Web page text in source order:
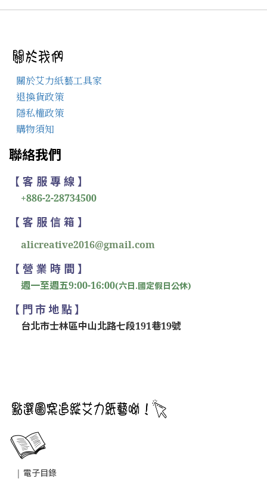
關於艾力紙藝工具家
退換貨政策
隱私權政策
購物須知
聯絡我們
【 客 服 專 線 】
+886-2-28734500
【 客 服 信 箱 】
alicreative2016@gmail.com
【 營 業 時 間 】
週一至週五9:00-16:00(六日.國定假日公休)
【 門 市 地 點 】
台北市士林區中山北路七段191巷19號
| 電子目錄